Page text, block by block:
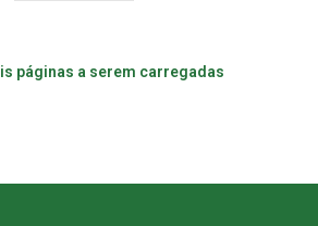
páginas a serem carregadas